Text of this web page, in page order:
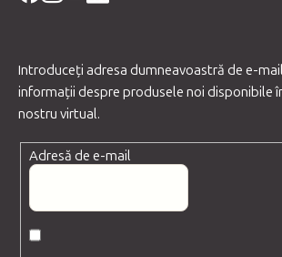
Introduceţi adresa dumneavoastră de e-
informaţii despre produsele noi disponibile
nostru virtual.
Adresă de e-mail